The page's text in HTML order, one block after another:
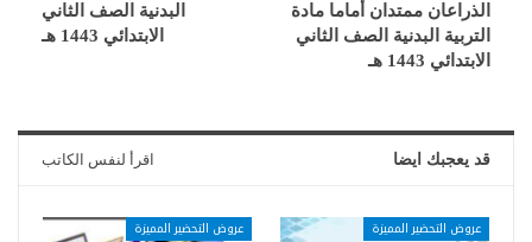
الذراعان ممتدان أماما مادة
التربية البدنية الصف الثاني
الابتدائي 1443 هـ
البدنية الصف الثاني
الابتدائي 1443 هـ
قد يعجبك ايضا اقرأ لنفس الكاتب
عروض التحضير المميزة عروض التحضير المميزة